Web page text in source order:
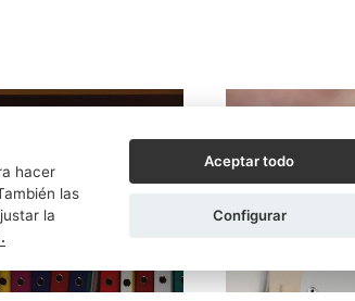
hacer
las
la
Aceptar todo
Configurar